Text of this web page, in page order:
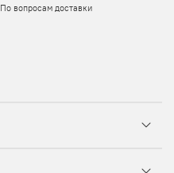
По вопросам доставки